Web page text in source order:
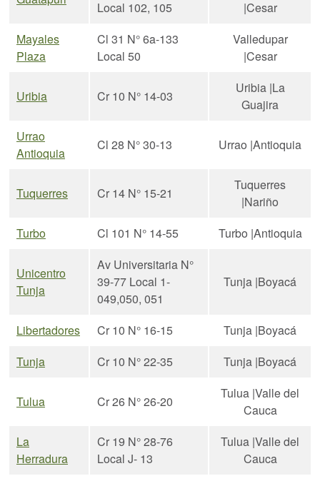
Local 102, 105
|Cesar
Mayales
Plaza
Cl 31 N° 6a-133
Local 50
Valledupar
|Cesar
Uribia Cr 10 N° 14-03
Uribia |La
Guajira
Urrao
Antioquia
Cl 28 N° 30-13 Urrao |Antioquia
Tuquerres Cr 14 N° 15-21
Tuquerres
|Nariño
Turbo
Cl 101 N° 14-55 Turbo |Antioquia
Unicentro
Tunja
Av Universitaria N°
39-77 Local 1-
049,050, 051
Tunja |Boyacá
Libertadores Cr 10 N° 16-15
Tunja |Boyacá
Tunja
Cr 10 N° 22-35 Tunja |Boyacá
Tulua Cr 26 N° 26-20
Tulua |Valle del
Cauca
La
Herradura
Cr 19 N° 28-76
Local J- 13
Tulua |Valle del
Cauca